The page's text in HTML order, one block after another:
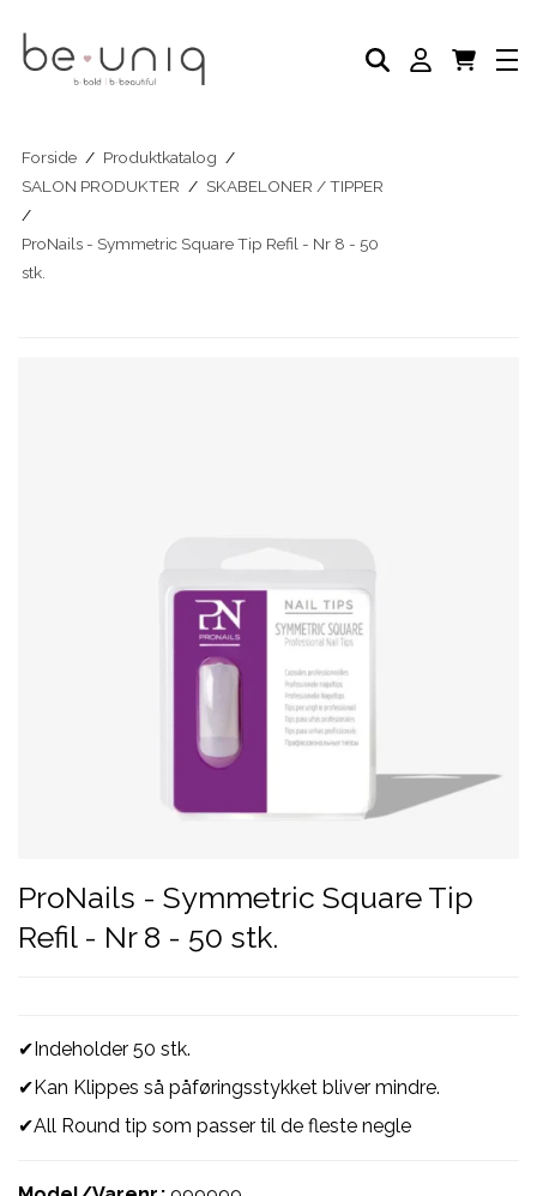
AKADEMI
SELVBRUNER
NEGLEPLEJE
NEGLEPLEJE TILBEHØR
BLOG
Forside / Produktkatalog /
SALON PRODUKTER / SKABELONER / TIPPER
/
ProNails - Symmetric Square Tip Refil - Nr 8 - 50
stk.
ProNails - Symmetric Square Tip
Refil - Nr 8 - 50 stk.
✔Indeholder 50 stk.
✔Kan Klippes så påføringsstykket bliver mindre.
✔All Round tip som passer til de fleste negle